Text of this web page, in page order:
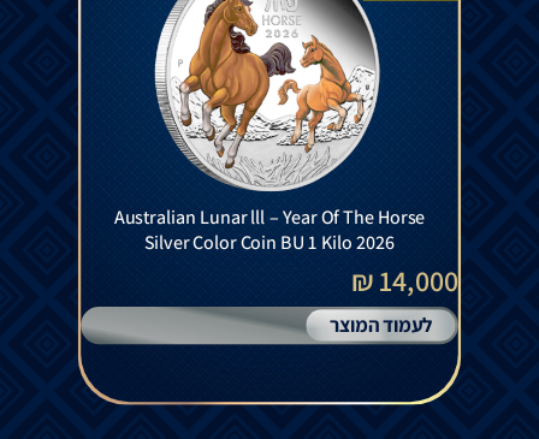
Australian Lunar lll – Year Of The Horse
Silver Color Coin BU 1 Kilo 2026
14,000 ₪
לעמוד המוצר